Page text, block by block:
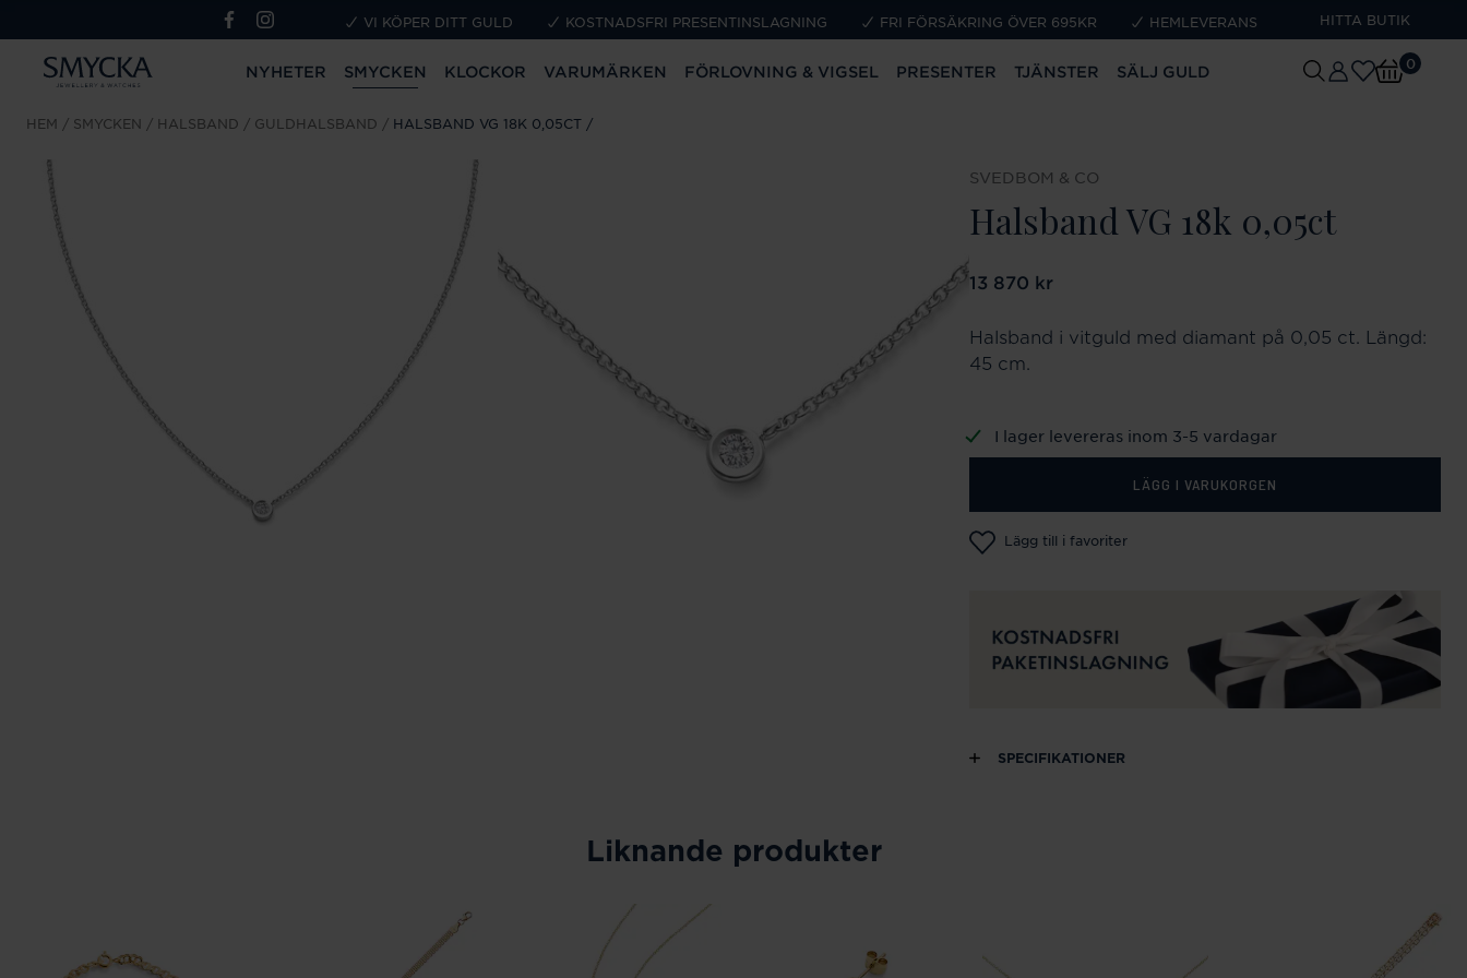
VI KÖPER DITT GULD KOSTNADSFRI PRESENTINSLAGNING FRI FÖRSÄKRING ÖVER 695KR HEMLEVERANS HITTA BUTIK
NYHETER SMYCKEN KLOCKOR VARUMÄRKEN FÖRLOVNING & VIGSEL PRESENTER TJÄNSTER SÄLJ GULD 0
HEM SMYCKEN HALSBAND GULDHALSBAND HALSBAND VG 18K 0,05CT
SVEDBOM & CO
Halsband VG 18k 0,05ct
Pris:13 870 kr
13 870 kr
Halsband i vitguld med diamant på 0,05 ct. Längd:
45 cm.
I lager levereras inom 3-5 vardagar
LÄGG I VARUKORGEN
Lägg till i favoriter
SPECIFIKATIONER
Liknande produkter